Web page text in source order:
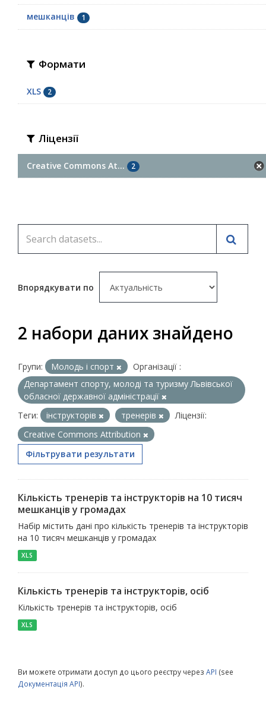
мешканців 1
Формати
XLS 2
Ліцензії
Creative Commons At... 2
Впорядкувати по
2 набори даних знайдено
Групи: Молодь i спорт
Організації :
Департамент спорту, молоді та туризму Львівської
обласної державної адміністрації
Теги:
інструкторів тренерів
Ліцензії:
Creative Commons Attribution
Фільтрувати результати
Кількість тренерів та інструкторів на 10 тисяч
мешканців у громадах
Набір містить дані про кількість тренерів та інструкторів
на 10 тисяч мешканців у громадах
XLS
Кількість тренерів та інструкторів, осіб
Кількість тренерів та інструкторів, осіб
XLS
Ви можете отримати доступ до цього реєстру через API (see
Документація API).